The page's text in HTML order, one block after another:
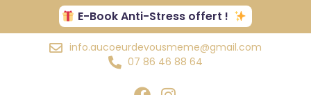
E-Book Anti-Stress offert !
info.aucoeurdevousmeme@gmail.com
07 86 46 88 64